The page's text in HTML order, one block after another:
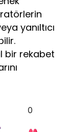
yanıltıcı
bir rekabet
0